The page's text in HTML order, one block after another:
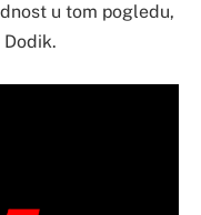
u tom pogledu,
Dodik.